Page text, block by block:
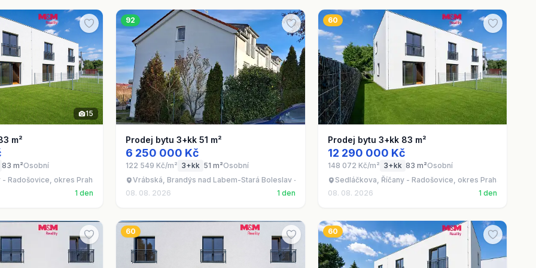
15
m²
83 m²Osobní
Radošovice, okres Praha-východ
1 den
92
Prodej bytu 3+kk 51 m²
6 250 000 Kč
122 549 Kč/m² 3+kk 51 m²Osobní
Vrábská, Brandýs nad Labem-Stará Boleslav - Brandýs nad Labem, okres Praha-východ
08. 08. 2026
1 den
60
Prodej bytu 3+kk 83 m²
12 290 000 Kč
148 072 Kč/m² 3+kk 83 m²Osobní
Sedláčkova, Říčany - Radošovice, okres Praha-východ
08. 08. 2026
1 den
60 60